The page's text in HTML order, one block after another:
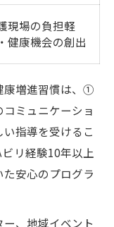
現場の負担軽
健康機会の創出
康増進習慣は、①
ミュニケーショ
指導を受けるこ
リ経験10年以上
安心のプログラ
、地域イベント